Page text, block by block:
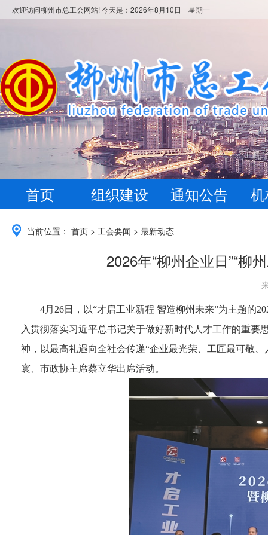
欢迎访问柳州市总工会网站! 今天是： 2026年8月10日 星期一
首页 组织建设 通知公告
当前位置： 首页 > 工会要闻 > 最新动态
2026年“柳州企业日”“柳
4月26日，以“才启工业新程 智造柳州未来”为主题的
入贯彻落实习近平总书记关于做好新时代人才工作的重
神，以最高礼遇向全社会传递“企业最光荣、工匠最可敬
寰、市政协主席蔡立华出席活动。